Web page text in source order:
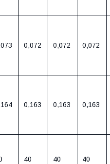
0,072 0,072 0,072
0,163 0,163 0,163
40 40 40